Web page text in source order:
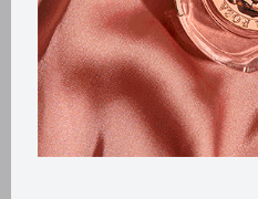
Productos que te